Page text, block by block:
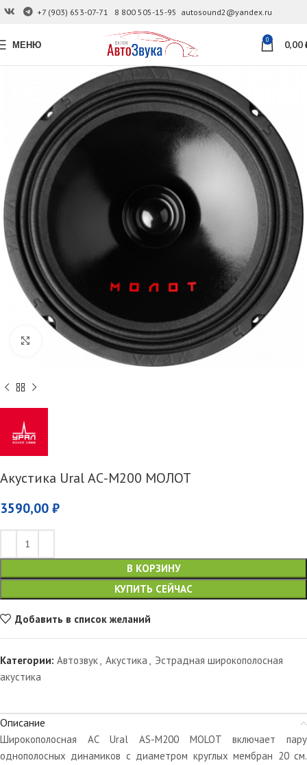
+7 (903) 653-07-71 8 800 505-15-95 autosound2@yandex.ru
МЕНЮ 0 0,00
Увеличить
Акустика Ural АС-M200 MOЛOT
3590,00 ₽
В КОРЗИНУ
КУПИТЬ СЕЙЧАС
Добавить в список желаний
Категории: Автозвук, Акустика , Эстрадная широкополосная
акустика
Описание
Широкополосная АС Ural AS-M200 MOLOТ включает пару
однополосных динамиков с диаметром круглых мембран 20 см.